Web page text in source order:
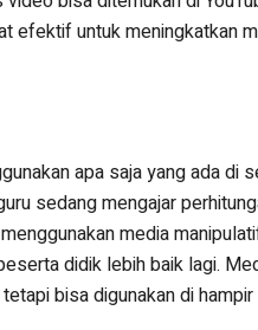
efektif untuk meningkatkan
apa saja yang ada di
sedang mengajar
media
didik lebih baik lagi.
bisa digunakan di